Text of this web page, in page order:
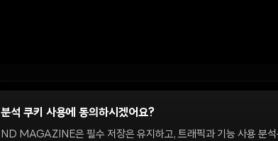
쿠키 설정
분석 쿠키 사용에 동의하시겠어요?
ND MAGAZINE은 필수 저장은 유지하고, 트래픽과 기능 사용 분석